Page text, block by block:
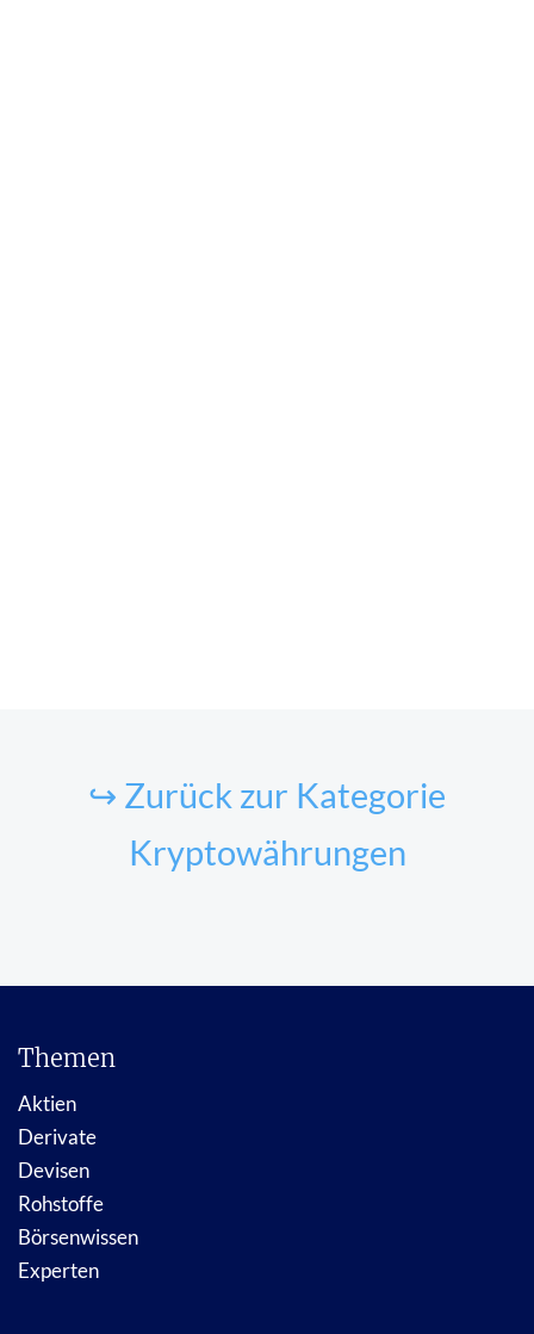
↪ Zurück zur Kategorie
Kryptowährungen
Themen
Aktien
Derivate
Devisen
Rohstoffe
Börsenwissen
Experten